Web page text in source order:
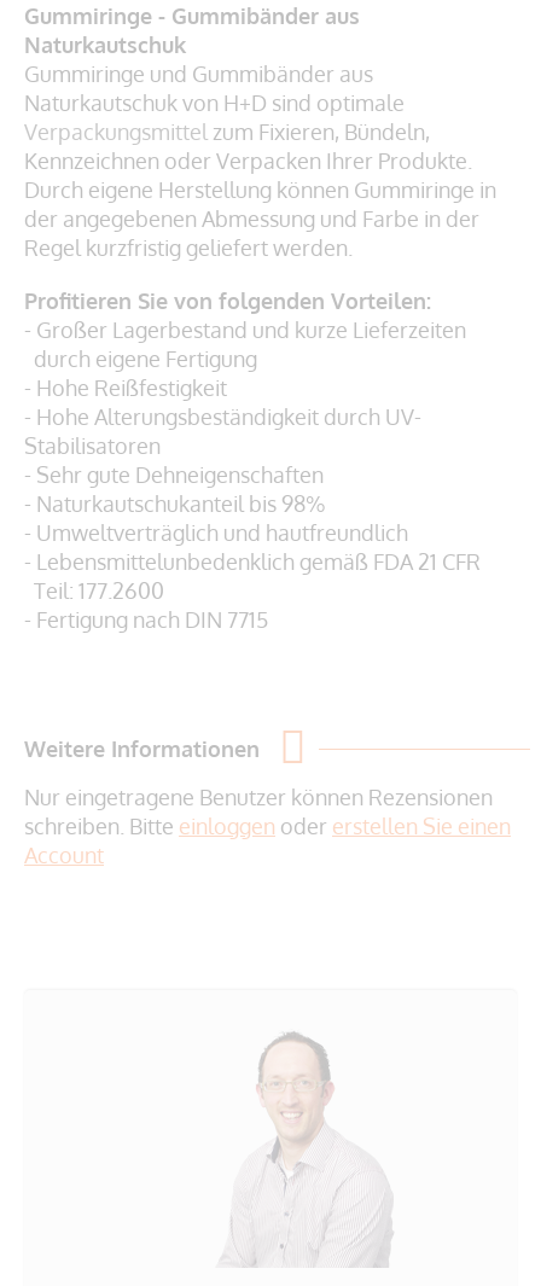
Gummiringe - Gummibänder aus
Naturkautschuk
Gummiringe und Gummibänder aus
Naturkautschuk von H+D sind optimale
Verpackungsmittel zum Fixieren, Bündeln,
Kennzeichnen oder Verpacken Ihrer Produkte.
Durch eigene Herstellung können Gummiringe in
der angegebenen Abmessung und Farbe in der
Regel kurzfristig geliefert werden.
Profitieren Sie von folgenden Vorteilen:
- Großer Lagerbestand und kurze Lieferzeiten
durch eigene Fertigung
- Hohe Reißfestigkeit
- Hohe Alterungsbeständigkeit durch UV-
Stabilisatoren
- Sehr gute Dehneigenschaften
- Naturkautschukanteil bis 98%
- Umweltverträglich und hautfreundlich
- Lebensmittelunbedenklich gemäß FDA 21 CFR
Teil: 177.2600
- Fertigung nach DIN 7715
Weitere Informationen
Nur eingetragene Benutzer können Rezensionen
schreiben. Bitte einloggen oder erstellen Sie einen
Account